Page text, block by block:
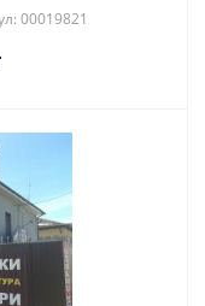
00019821